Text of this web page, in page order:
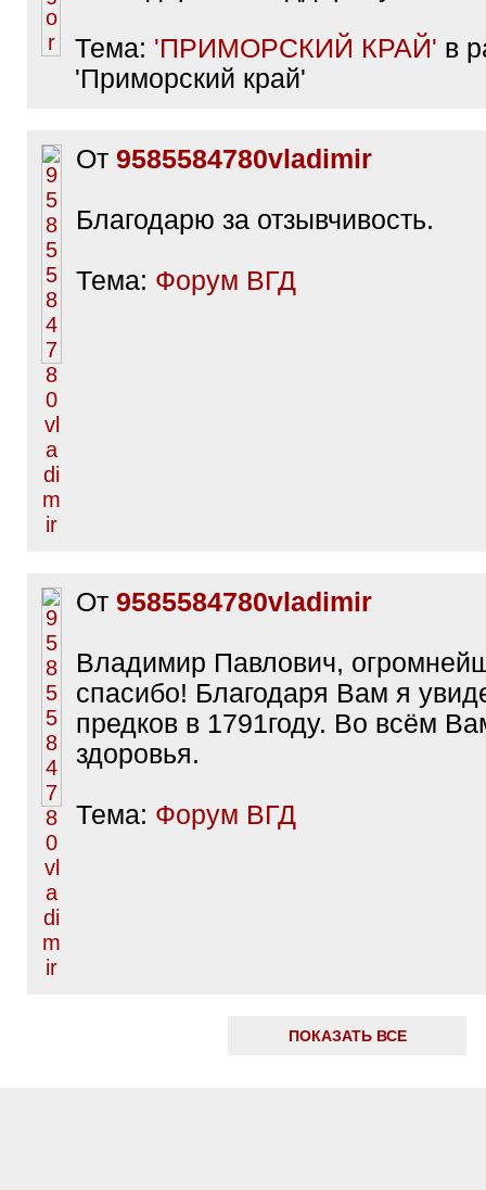
Тема: 'ПРИМОРСКИЙ КРАЙ' в
'Приморский край'
От 9585584780vladimir
Благодарю за отзывчивость.
Тема: Форум ВГД
От 9585584780vladimir
Владимир Павлович,
спасибо! Благодаря Вам я
предков в 1791году. Во всём
здоровья.
Тема: Форум ВГД
ПОКАЗАТЬ ВСЕ